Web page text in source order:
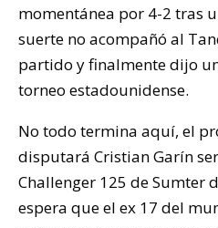
momentánea por 4-2 tras
suerte no acompañó al
partido y finalmente dijo
torneo estadounidense.
No todo termina aquí, el
disputará Cristian Garín
Challenger 125 de Sumter
espera que el ex 17 del